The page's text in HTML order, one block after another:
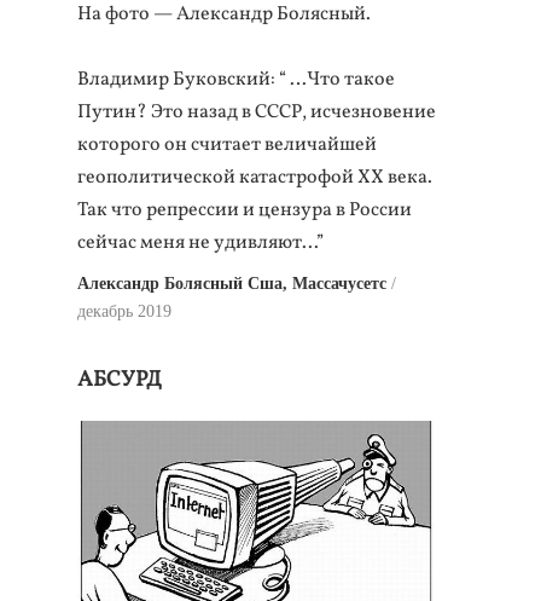
На фото — Александр Болясный.
Владимир Буковский: “ …Что такое
Путин? Это назад в СССР, исчезновение
которого он считает величайшей
геополитической катастрофой XX века.
Так что репрессии и цензура в России
сейчас меня не удивляют...”
Александр Болясный Сша, Массачусетс
декабрь 2019
АБСУРД